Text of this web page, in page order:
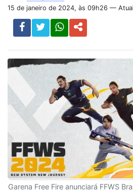
15 de janeiro de 2024, às 09h26 —
Garena Free Fire anunciará FFWS